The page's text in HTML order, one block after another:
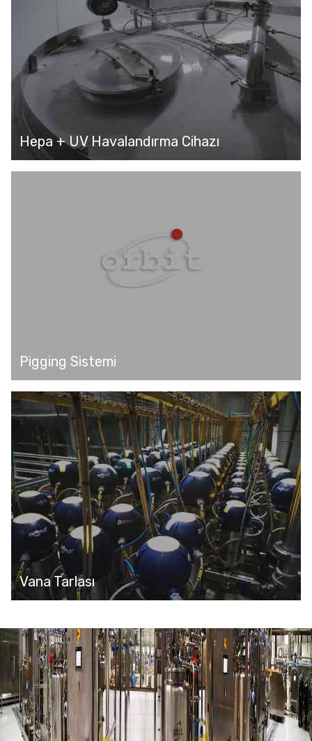
Hepa + UV Havalandırma Cihazı
Pigging Sistemi
Vana Tarlası